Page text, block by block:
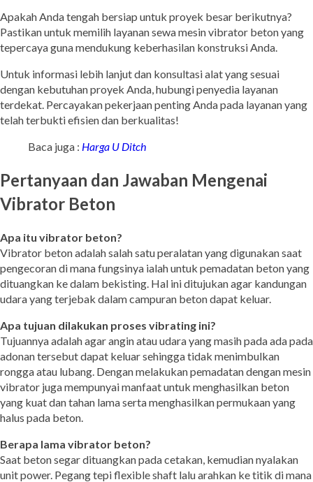
Apakah Anda tengah bersiap untuk proyek besar berikutnya?
Pastikan untuk memilih layanan sewa mesin vibrator beton yang
tepercaya guna mendukung keberhasilan konstruksi Anda.
Untuk informasi lebih lanjut dan konsultasi alat yang sesuai
dengan kebutuhan proyek Anda, hubungi penyedia layanan
terdekat. Percayakan pekerjaan penting Anda pada layanan yang
telah terbukti efisien dan berkualitas!
Baca juga : Harga U Ditch
Pertanyaan dan Jawaban Mengenai
Vibrator Beton
Apa itu vibrator beton?
Vibrator beton adalah salah satu peralatan yang digunakan saat
pengecoran di mana fungsinya ialah untuk pemadatan beton yang
dituangkan ke dalam bekisting. Hal ini ditujukan agar kandungan
udara yang terjebak dalam campuran beton dapat keluar.
Apa tujuan dilakukan proses vibrating ini?
Tujuannya adalah agar angin atau udara yang masih pada ada pada
adonan tersebut dapat keluar sehingga tidak menimbulkan
rongga atau lubang. Dengan melakukan pemadatan dengan mesin
vibrator juga mempunyai manfaat untuk menghasilkan beton
yang kuat dan tahan lama serta menghasilkan permukaan yang
halus pada beton.
Berapa lama vibrator beton?
Saat beton segar dituangkan pada cetakan, kemudian nyalakan
unit power. Pegang tepi flexible shaft lalu arahkan ke titik di mana